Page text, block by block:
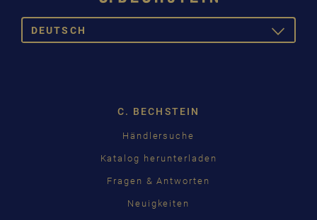
DEUTSCH
TOGGLE
C. BECHSTEIN
Händlersuche
Katalog herunterladen
Fragen & Antworten
Neuigkeiten